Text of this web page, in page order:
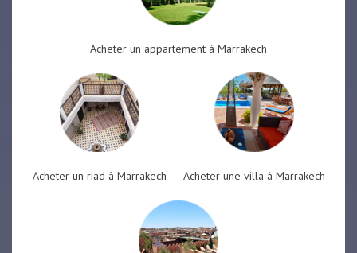
Acheter un appartement à Marrakech
Acheter un riad à Marrakech Acheter une villa à Marrakech